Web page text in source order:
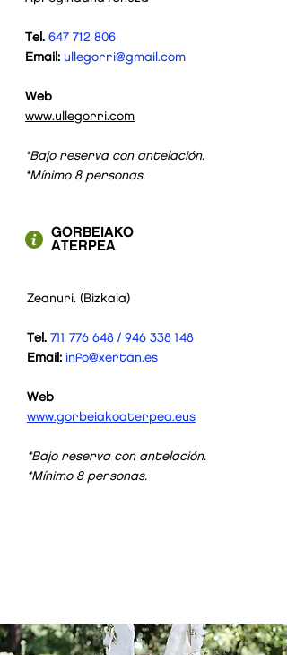
Tel. 647 712 806
Email: ullegorri@gmail.com
Web
www.ullegorri.com
*Bajo reserva con antelación.
*Mínimo 8 personas.
GORBEIAKO
ATERPEA
Zeanuri. (Bizkaia)
Tel. 711 776 648 / 946 338 148
Email: info@xertan.es
Web
www.gorbeiakoaterpea.eus
*Bajo reserva con antelación.
*Mínimo 8 personas.